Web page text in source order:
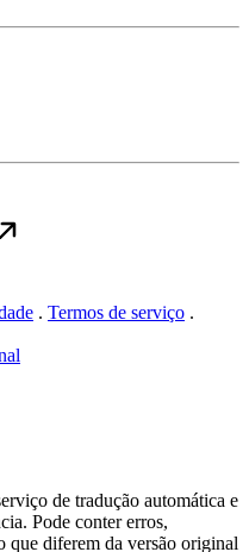
. Termos de serviço .
de tradução automática e
Pode conter erros,
que diferem da versão original